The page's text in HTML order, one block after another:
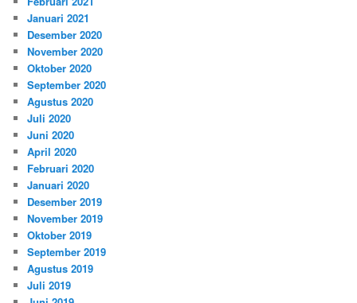
Januari 2021
Desember 2020
November 2020
Oktober 2020
September 2020
Agustus 2020
Juli 2020
Juni 2020
April 2020
Februari 2020
Januari 2020
Desember 2019
November 2019
Oktober 2019
September 2019
Agustus 2019
Juli 2019